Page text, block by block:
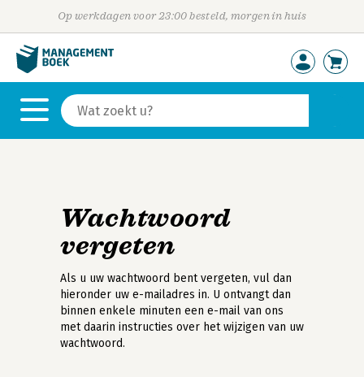
Op werkdagen voor 23:00 besteld, morgen in huis
Wachtwoord
vergeten
Als u uw wachtwoord bent vergeten, vul dan
hieronder uw e-mailadres in. U ontvangt dan
binnen enkele minuten een e-mail van ons
met daarin instructies over het wijzigen van uw
wachtwoord.